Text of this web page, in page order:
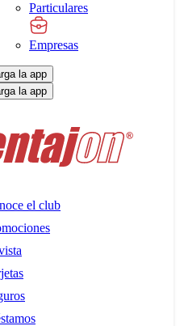
Particulares
Empresas
la app
la app
el club